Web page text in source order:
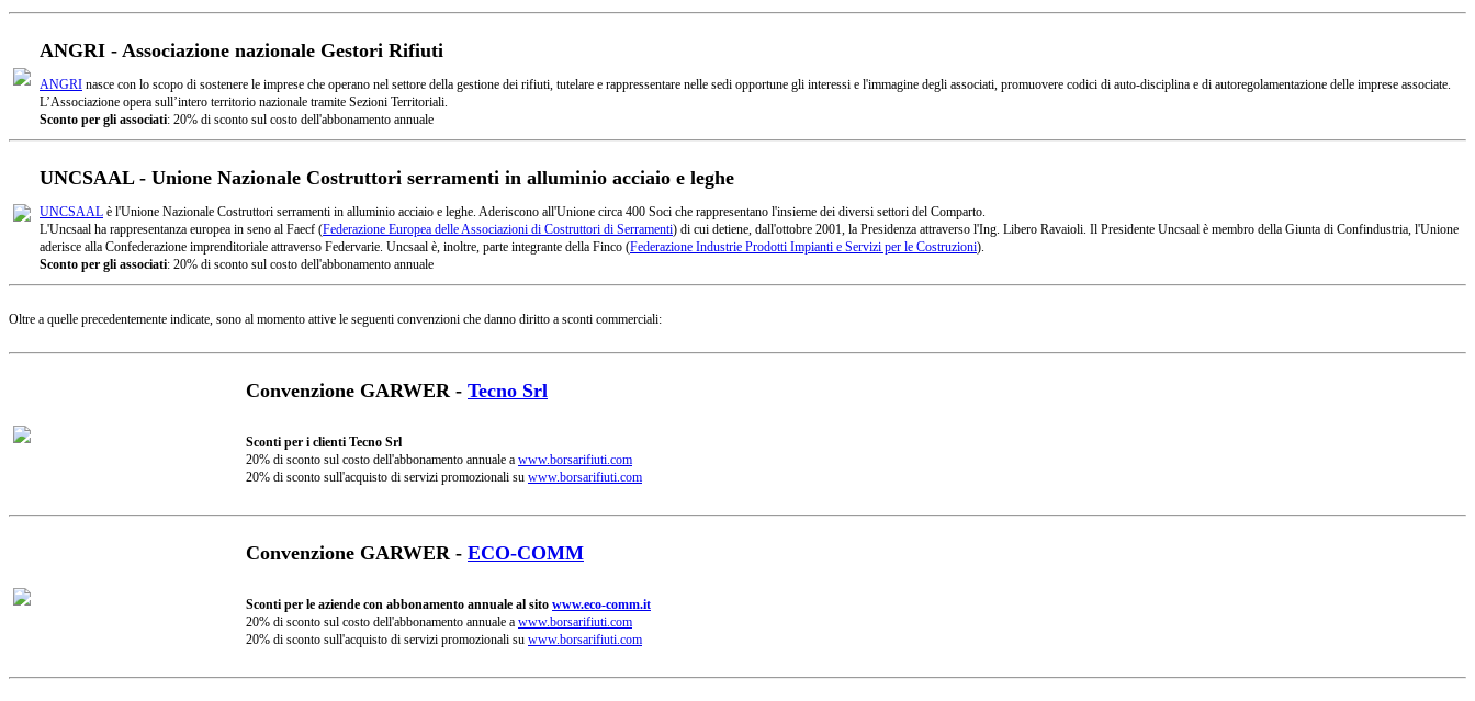
ANGRI - Associazione nazionale Gestori Rifiuti
ANGRI nasce con lo scopo di sostenere le imprese che operano nel settore della gestione dei rifiuti, tutelare e rappressentare nelle sedi opportune gli interessi e l'immagine degli associati, promuovere codici di auto-disciplina e di autoregolamentazione delle imprese associate.
L’Associazione opera sull’intero territorio nazionale tramite Sezioni Territoriali.
Sconto per gli associati: 20% di sconto sul costo dell'abbonamento annuale
UNCSAAL - Unione Nazionale Costruttori serramenti in alluminio acciaio e leghe
UNCSAAL è l'Unione Nazionale Costruttori serramenti in alluminio acciaio e leghe. Aderiscono all'Unione circa 400 Soci che rappresentano l'insieme dei diversi settori del Comparto.
L'Uncsaal ha rappresentanza europea in seno al Faecf (Federazione Europea delle Associazioni di Costruttori di Serramenti) di cui detiene, dall'ottobre 2001, la Presidenza attraverso l'Ing. Libero Ravaioli. Il Presidente Uncsaal è membro della Giunta di Confindustria, l'Unione
aderisce alla Confederazione imprenditoriale attraverso Federvarie. Uncsaal è, inoltre, parte integrante della Finco (Federazione Industrie Prodotti Impianti e Servizi per le Costruzioni).
Sconto per gli associati: 20% di sconto sul costo dell'abbonamento annuale
Oltre a quelle precedentemente indicate, sono al momento attive le seguenti convenzioni che danno diritto a sconti commerciali:
Convenzione GARWER - Tecno Srl
Sconti per i clienti Tecno Srl
20% di sconto sul costo dell'abbonamento annuale a www.borsarifiuti.com
20% di sconto sull'acquisto di servizi promozionali su www.borsarifiuti.com
Convenzione GARWER - ECO-COMM
Sconti per le aziende con abbonamento annuale al sito www.eco-comm.it
20% di sconto sul costo dell'abbonamento annuale a www.borsarifiuti.com
20% di sconto sull'acquisto di servizi promozionali su www.borsarifiuti.com